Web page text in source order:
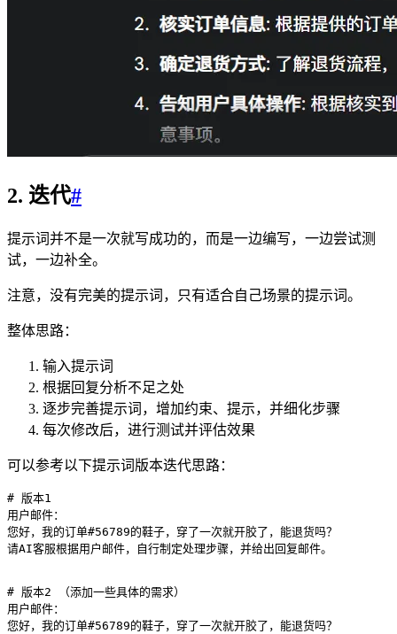
2. 迭代#
提示词并不是一次就写成功的，而是一边编写，一边尝试测
试，一边补全。
注意，没有完美的提示词，只有适合自己场景的提示词。
整体思路：
输入提示词
根据回复分析不足之处
逐步完善提示词，增加约束、提示，并细化步骤
每次修改后，进行测试并评估效果
可以参考以下提示词版本迭代思路：
# 版本1
用户邮件：
您好，我的订单#56789的鞋子，穿了一次就开胶了，能退货吗？
请AI客服根据用户邮件，自行制定处理步骤，并给出回复邮件。
# 版本2 （添加一些具体的需求）
用户邮件：
您好，我的订单#56789的鞋子，穿了一次就开胶了，能退货吗？